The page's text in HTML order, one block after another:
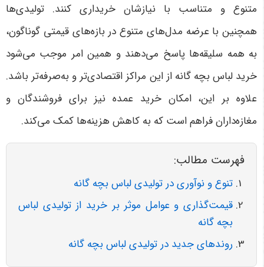
متنوع و متناسب با نیازشان خریداری کنند. تولیدی‌ها
همچنین با عرضه مدل‌های متنوع در بازه‌های قیمتی گوناگون،
به همه سلیقه‌ها پاسخ می‌دهند و همین امر موجب می‌شود
خرید لباس بچه گانه از این مراکز اقتصادی‌تر و به‌صرفه‌تر باشد.
علاوه بر این، امکان خرید عمده نیز برای فروشندگان و
مغازه‌داران فراهم است که به کاهش هزینه‌ها کمک می‌کند.
فهرست مطالب:
تنوع و نوآوری در تولیدی لباس بچه گانه
قیمت‌گذاری و عوامل موثر بر خرید از تولیدی لباس
بچه گانه
روندهای جدید در تولیدی لباس بچه گانه